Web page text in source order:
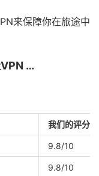
来保障你在旅途中
…
我们的评分
9.8/10
9.8/10